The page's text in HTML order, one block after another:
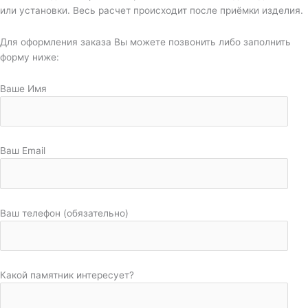
или установки. Весь расчет происходит после приёмки изделия.
Для оформления заказа Вы можете позвонить либо заполнить
форму ниже:
Ваше Имя
Ваш Email
Ваш телефон (обязательно)
Какой памятник интересует?